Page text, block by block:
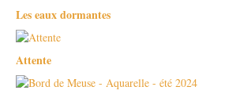
Les eaux dormantes
Attente